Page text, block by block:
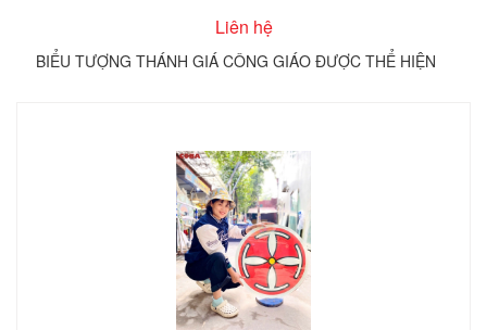
Liên hệ
BIỂU TƯỢNG THÁNH GIÁ CÔNG GIÁO ĐƯỢC THỂ HIỆN